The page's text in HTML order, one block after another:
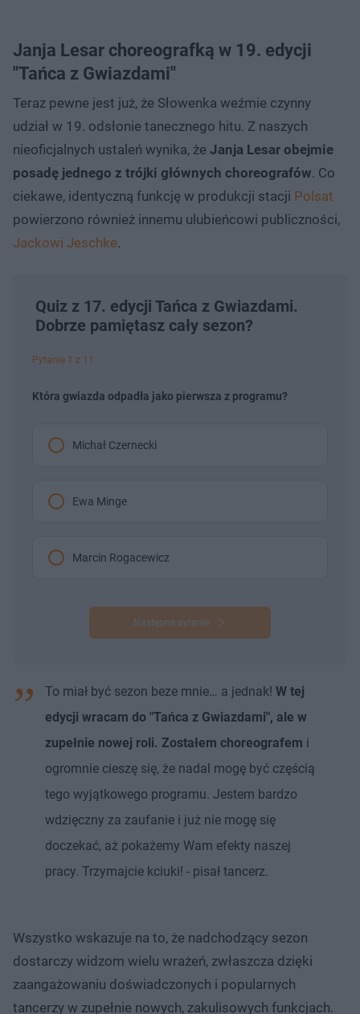
Janja Lesar choreografką w 19. edycji
"Tańca z Gwiazdami"
Teraz pewne jest już, że Słowenka weźmie czynny
udział w 19. odsłonie tanecznego hitu. Z naszych
nieoficjalnych ustaleń wynika, że Janja Lesar obejmie
posadę jednego z trójki głównych choreografów. Co
ciekawe, identyczną funkcję w produkcji stacji Polsat
powierzono również innemu ulubieńcowi publiczności,
Jackowi Jeschke.
Quiz z 17. edycji Tańca z Gwiazdami.
Dobrze pamiętasz cały sezon?
Pytanie 1 z 11
Która gwiazda odpadła jako pierwsza z programu?
Michał Czernecki
Ewa Minge
Marcin Rogacewicz
Następne pytanie
To miał być sezon beze mnie… a jednak! W tej
edycji wracam do "Tańca z Gwiazdami", ale w
zupełnie nowej roli. Zostałem choreografem i
ogromnie cieszę się, że nadal mogę być częścią
tego wyjątkowego programu. Jestem bardzo
wdzięczny za zaufanie i już nie mogę się
doczekać, aż pokażemy Wam efekty naszej
pracy. Trzymajcie kciuki! - pisał tancerz.
Wszystko wskazuje na to, że nadchodzący sezon
dostarczy widzom wielu wrażeń, zwłaszcza dzięki
zaangażowaniu doświadczonych i popularnych
tancerzy w zupełnie nowych, zakulisowych funkcjach.